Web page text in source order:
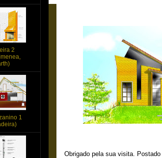
Obrigado pela sua visita. Postado
2
1